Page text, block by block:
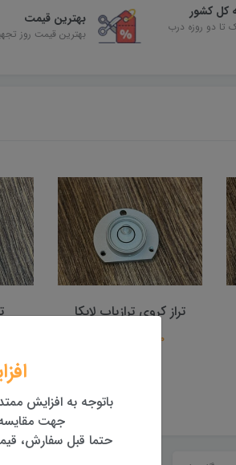
کل کشور
تا دو روزه درب
بهترین قیمت
بهترین قیمت روز
تراز کروی ترازیاب
850,000 تومان
باتوجه به افزایش
جهت
حتما قبل سفارش،